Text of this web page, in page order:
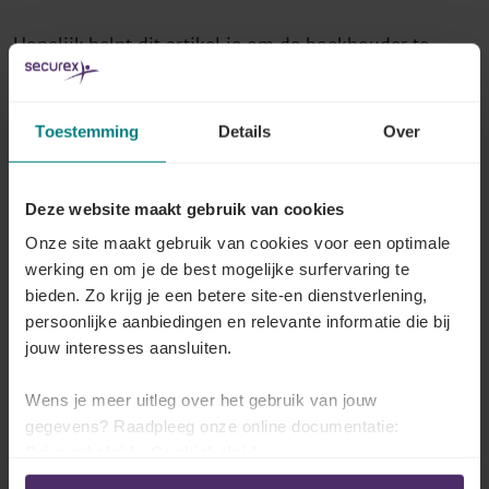
Toestemming Details Over
Deze website maakt gebruik van cookies
Onze site maakt gebruik van cookies voor een optimale
werking en om je de best mogelijke surfervaring te
bieden. Zo krijg je een betere site-en dienstverlening,
persoonlijke aanbiedingen en relevante informatie die bij
jouw interesses aansluiten.
Wens je meer uitleg over het gebruik van jouw
gegevens? Raadpleeg onze online documentatie:
Hopelijk helpt dit artikel je om de boekhouder te
kiezen die het beste bij je past en je kan helpen bij
Freelance Starter Pack op
jouw maat
Ga met de starter packs van Securex een vlotte
opstart alsfreelancertegemoet. Alle cruciale